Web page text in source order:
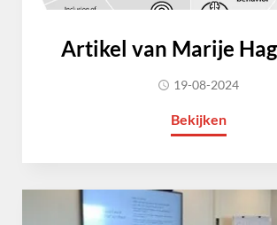
Artikel van Marije
19-08-2024
Bekijken